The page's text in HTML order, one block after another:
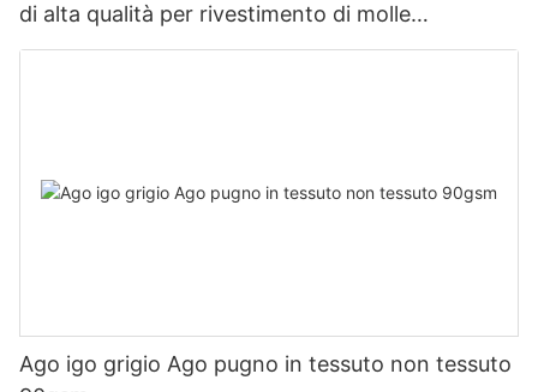
di alta qualità per rivestimento di molle
insacchettate a un buon prezzo - tessuto non
Ago igo grigio Ago pugno in tessuto non tessuto